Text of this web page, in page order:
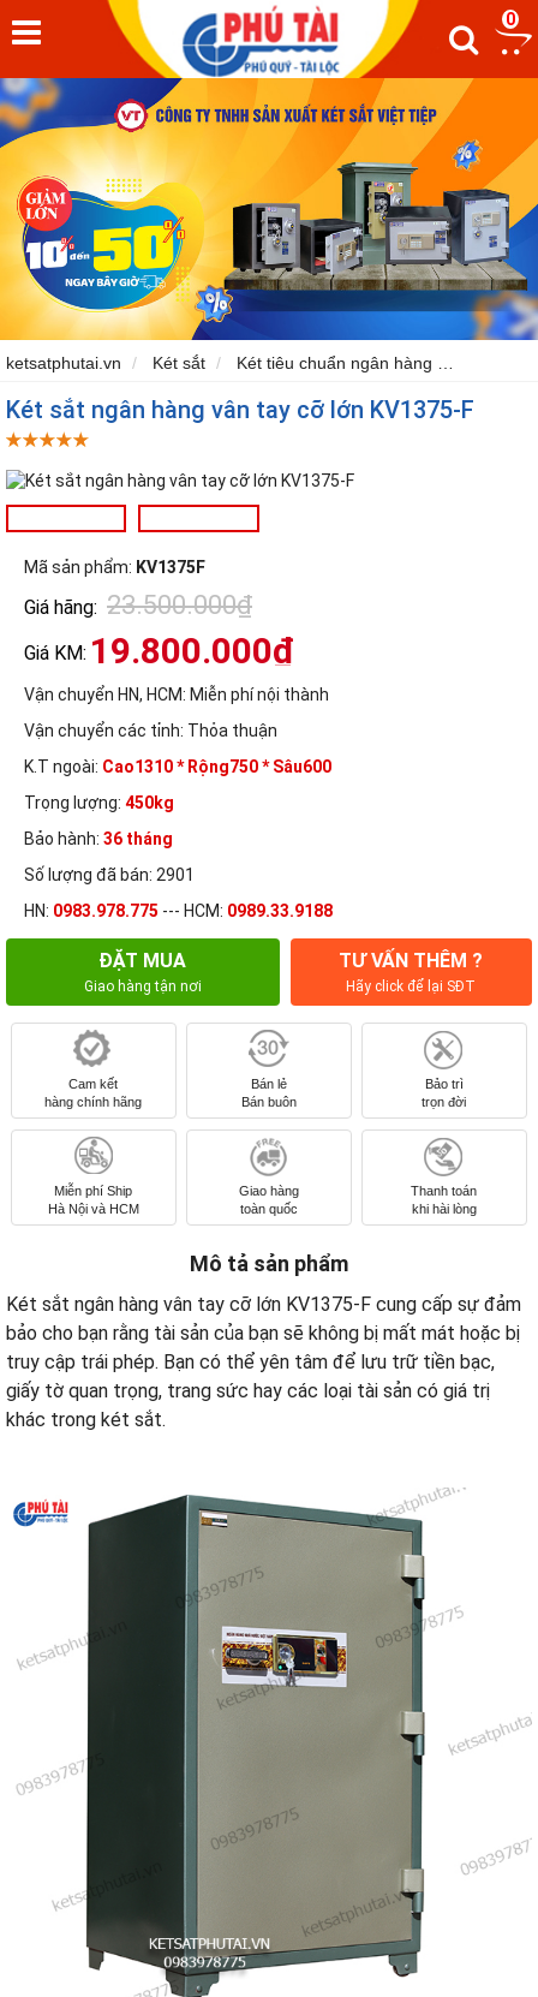
0
ketsatphutai.vn Két sắt Két tiêu chuẩn ngân hàng
Két sắt ngân hàng vân tay cỡ lớn KV1375-F
Mã sản phẩm: KV1375F
Giá hãng: 23.500.000₫
Giá KM: 19.800.000₫
Vận chuyển HN, HCM: Miễn phí nội thành
Vận chuyển các tỉnh: Thỏa thuận
K.T ngoài: Cao1310 * Rộng750 * Sâu600
Trọng lượng: 450kg
Bảo hành: 36 tháng
Số lượng đã bán: 2901
HN: 0983.978.775 --- HCM: 0989.33.9188
ĐẶT MUA
Giao hàng tận nơi
TƯ VẤN THÊM ?
Hãy click để lại SĐT
Cam kết
hàng chính hãng
Bán lẻ
Bán buôn
Bảo trì
trọn đời
Miễn phí Ship
Hà Nội và HCM
Giao hàng
toàn quốc
Thanh toán
khi hài lòng
Mô tả sản phẩm
Két sắt ngân hàng vân tay cỡ lớn KV1375-F cung cấp sự đảm
bảo cho bạn rằng tài sản của bạn sẽ không bị mất mát hoặc bị
truy cập trái phép. Bạn có thể yên tâm để lưu trữ tiền bạc,
giấy tờ quan trọng, trang sức hay các loại tài sản có giá trị
khác trong két sắt.